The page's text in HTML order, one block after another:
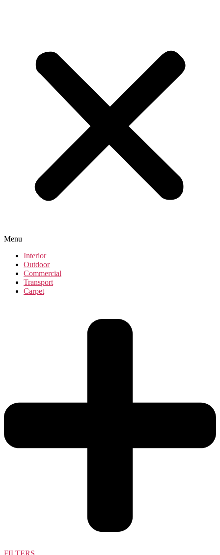
Menu
Interior
Outdoor
Commercial
Transport
Carpet
FILTERS